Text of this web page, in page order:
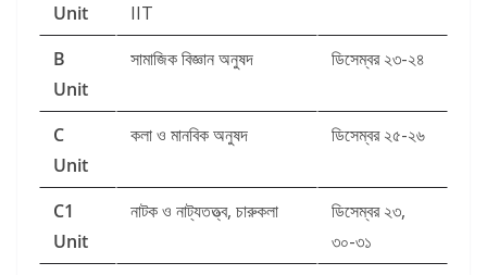
Unit
IIT
B
Unit
সামাজিক বিজ্ঞান অনুষদ ডিসেম্বর ২৩-২৪
C
Unit
কলা ও মানবিক অনুষদ ডিসেম্বর ২৫-২৬
C1
Unit
নাটক ও নাট্যতত্ত্ব, চারুকলা
ডিসেম্বর ২৩,
৩০-৩১